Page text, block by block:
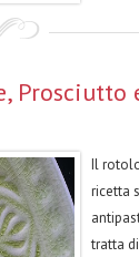
Prosciutto
Il
ricetta
tratta